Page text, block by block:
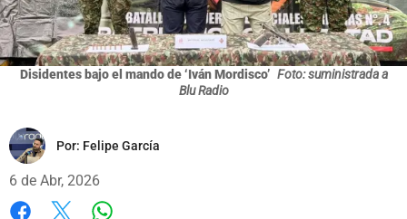
Disidentes bajo el mando de ‘Iván Mordisco’ Foto: suministrada a
Blu Radio
Por: Felipe García
6 de Abr, 2026